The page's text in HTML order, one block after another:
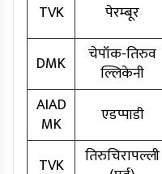
TVK
पेरम्बूर
DMK
चेपॉक-तिरुव
ल्लिकेनी
AIAD
MK
एडप्पाडी
TVK
तिरुचिरापल्ली